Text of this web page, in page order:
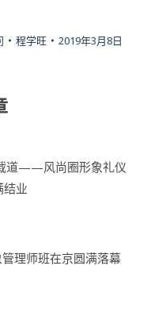
程学旺 2019年3月8日
道——风尚圈形象礼仪
结业
理师班在京圆满落幕